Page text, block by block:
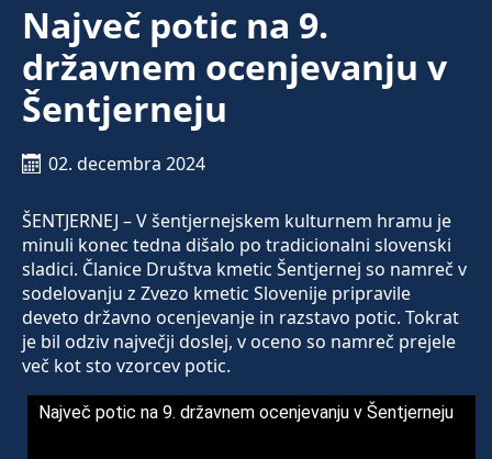
Največ potic na 9.
državnem ocenjevanju v
Šentjerneju
02. decembra 2024
ŠENTJERNEJ – V šentjernejskem kulturnem hramu je
minuli konec tedna dišalo po tradicionalni slovenski
sladici. Članice Društva kmetic Šentjernej so namreč v
sodelovanju z Zvezo kmetic Slovenije pripravile
deveto državno ocenjevanje in razstavo potic. Tokrat
je bil odziv največji doslej, v oceno so namreč prejele
več kot sto vzorcev potic.
Največ potic na 9. državnem ocenjevanju v Šentjerneju